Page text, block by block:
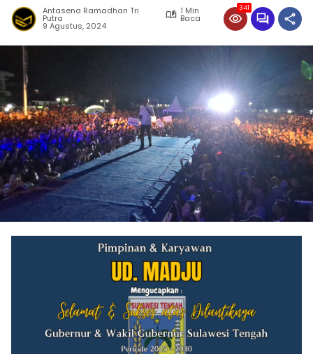
Antasena Ramadhan Tri
Putra
1 Min
Baca
9 Agustus, 2024
341